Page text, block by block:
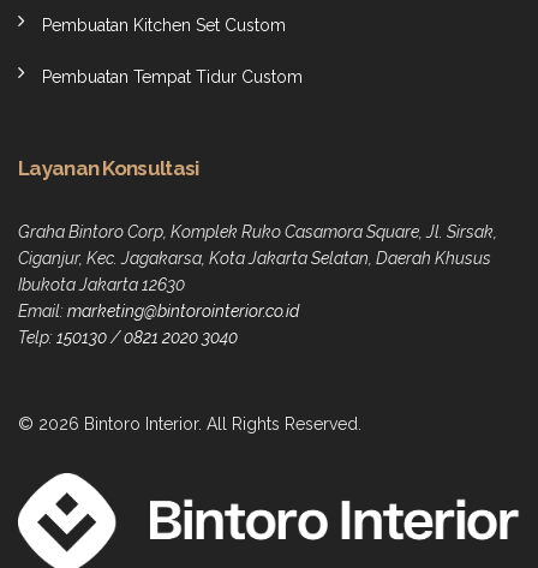
Pembuatan Kitchen Set Custom
Pembuatan Tempat Tidur Custom
Layanan Konsultasi
Graha Bintoro Corp, Komplek Ruko Casamora Square, Jl. Sirsak,
Ciganjur, Kec. Jagakarsa, Kota Jakarta Selatan, Daerah Khusus
Ibukota Jakarta 12630
Email:marketing@bintorointerior.co.id
Telp: 150130/0821 2020 3040
© 2026 Bintoro Interior. All Rights Reserved.